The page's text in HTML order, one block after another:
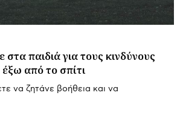
παιδιά για τους κινδύνους
από το σπίτι
να ζητάνε βοήθεια και να